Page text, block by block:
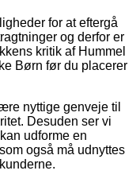
for at eftergå
og derfor er
kritik af Hummel
Børn før du placerer
nyttige genveje til
Desuden ser vi
udforme en
også må udnyttes